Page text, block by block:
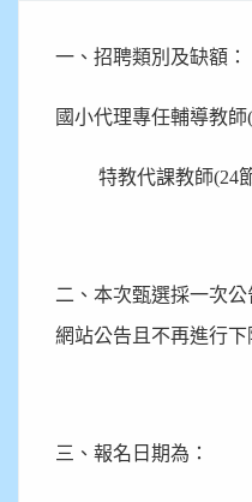
一、招聘類別及缺額：
國小代理專任輔導教
特教代課教師(24
二、本次甄選採一次
網站公告且不再進行下
三、報名日期為：